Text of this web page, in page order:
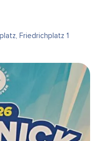
Friedrichplatz 1